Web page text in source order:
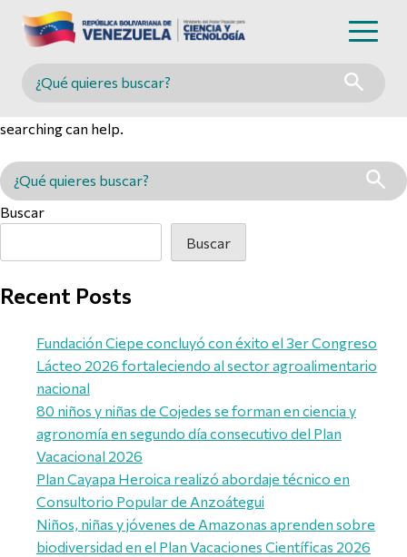
Buscar en MINCYT
searching can help.
Buscar en MINCYT
Buscar
Buscar
Recent Posts
Fundación Ciepe concluyó con éxito el 3er Congreso
Lácteo 2026 fortaleciendo al sector agroalimentario
nacional
80 niños y niñas de Cojedes se forman en ciencia y
agronomía en segundo día consecutivo del Plan
Vacacional 2026
Plan Cayapa Heroica realizó abordaje técnico en
Consultorio Popular de Anzoátegui
Niños, niñas y jóvenes de Amazonas aprenden sobre
biodiversidad en el Plan Vacaciones Científicas 2026